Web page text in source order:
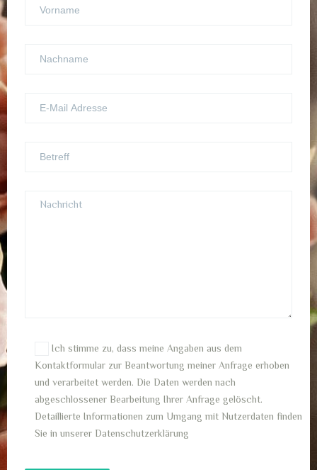
Ich stimme zu, dass meine Angaben aus dem
Kontaktformular zur Beantwortung meiner Anfrage erhoben
und verarbeitet werden. Die Daten werden nach
abgeschlossener Bearbeitung Ihrer Anfrage gelöscht.
Detaillierte Informationen zum Umgang mit Nutzerdaten finden
Sie in unserer Datenschutzerklärung